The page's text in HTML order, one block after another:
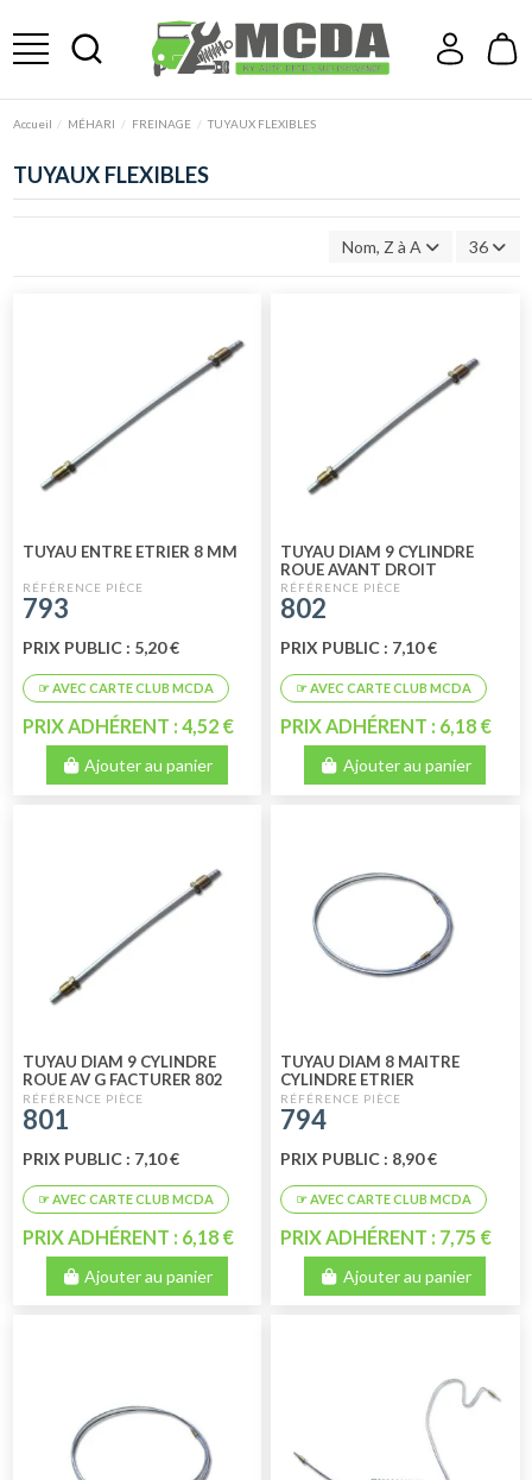
Accueil MÉHARI FREINAGE TUYAUX FLEXIBLES
TUYAUX FLEXIBLES
Nom, Z à A 36
TUYAU ENTRE ETRIER 8 MM
793
PRIX PUBLIC : 5,20 €
PRIX ADHÉRENT : 4,52 €
Ajouter au panier
TUYAU DIAM 9 CYLINDRE
ROUE AVANT DROIT
802
PRIX PUBLIC : 7,10 €
PRIX ADHÉRENT : 6,18 €
Ajouter au panier
TUYAU DIAM 9 CYLINDRE
ROUE AV G FACTURER 802
801
PRIX PUBLIC : 7,10 €
PRIX ADHÉRENT : 6,18 €
Ajouter au panier
TUYAU DIAM 8 MAITRE
CYLINDRE ETRIER
794
PRIX PUBLIC : 8,90 €
PRIX ADHÉRENT : 7,75 €
Ajouter au panier